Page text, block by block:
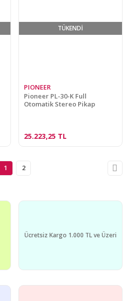
TÜKENDİ
PIONEER
Pioneer PL-30-K Full
Otomatik Stereo Pikap
25.223,25 TL
1 2
Ücretsiz Kargo 1.000 TL ve Üzeri